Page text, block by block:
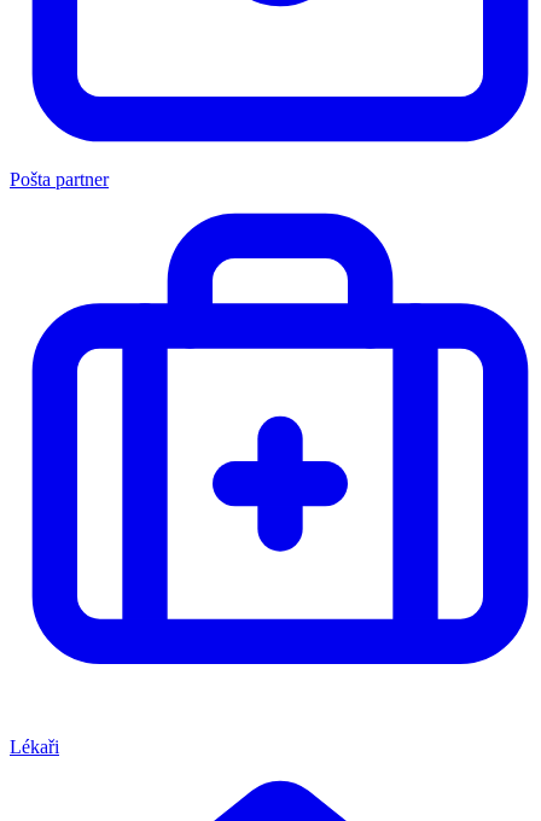
Pošta partner
Lékaři